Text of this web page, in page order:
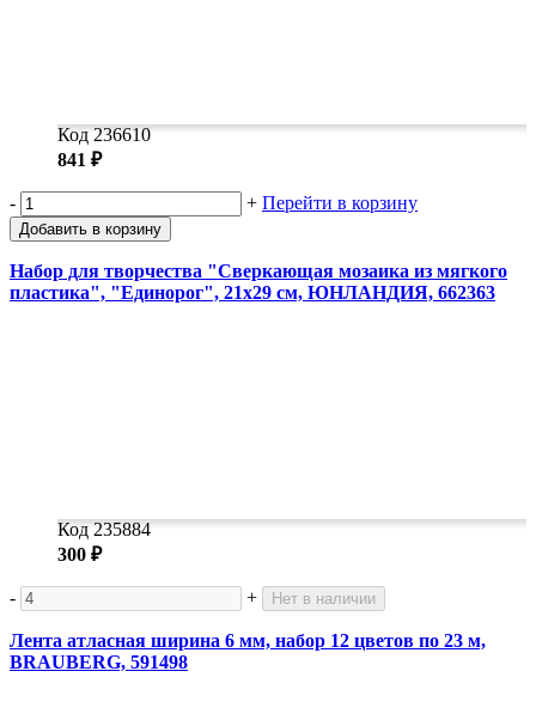
Код 236610
841 ₽
- + Перейти в корзину
Добавить в корзину
Набор для творчества "Сверкающая мозаика из мягкого
пластика", "Единорог", 21х29 см, ЮНЛАНДИЯ, 662363
Код 235884
300 ₽
- + Нет в наличии
Лента атласная ширина 6 мм, набор 12 цветов по 23 м,
BRAUBERG, 591498